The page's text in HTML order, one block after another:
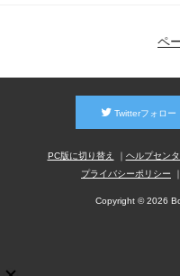
ペ
Twitterフォロー
PC版に切り替え ヘルプセン
プライバシーポリシー
Copyright © 2026